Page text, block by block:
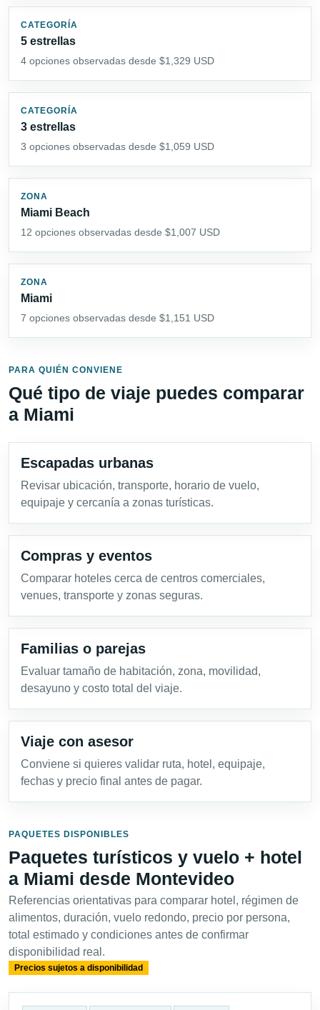
CATEGORÍA
5 estrellas
4 opciones observadas desde $1,329 USD
CATEGORÍA
3 estrellas
3 opciones observadas desde $1,059 USD
ZONA
Miami Beach
12 opciones observadas desde $1,007 USD
ZONA
Miami
7 opciones observadas desde $1,151 USD
PARA QUIÉN CONVIENE
Qué tipo de viaje puedes comparar
a Miami
Escapadas urbanas
Revisar ubicación, transporte, horario de vuelo,
equipaje y cercanía a zonas turísticas.
Compras y eventos
Comparar hoteles cerca de centros comerciales,
venues, transporte y zonas seguras.
Familias o parejas
Evaluar tamaño de habitación, zona, movilidad,
desayuno y costo total del viaje.
Viaje con asesor
Conviene si quieres validar ruta, hotel, equipaje,
fechas y precio final antes de pagar.
PAQUETES DISPONIBLES
Paquetes turísticos y vuelo + hotel
a Miami desde Montevideo
Referencias orientativas para comparar hotel, régimen de
alimentos, duración, vuelo redondo, precio por persona,
total estimado y condiciones antes de confirmar
disponibilidad real.
Precios sujetos a disponibilidad